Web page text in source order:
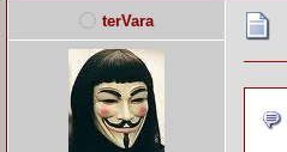
terVara